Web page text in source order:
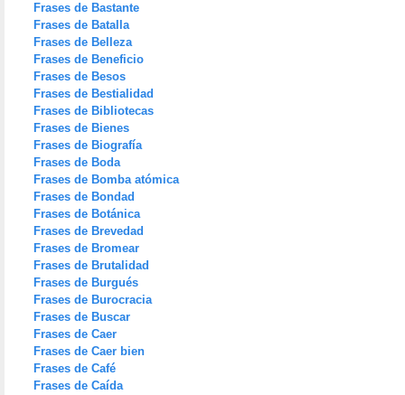
Frases de Bastante
Frases de Batalla
Frases de Belleza
Frases de Beneficio
Frases de Besos
Frases de Bestialidad
Frases de Bibliotecas
Frases de Bienes
Frases de Biografía
Frases de Boda
Frases de Bomba atómica
Frases de Bondad
Frases de Botánica
Frases de Brevedad
Frases de Bromear
Frases de Brutalidad
Frases de Burgués
Frases de Burocracia
Frases de Buscar
Frases de Caer
Frases de Caer bien
Frases de Café
Frases de Caída